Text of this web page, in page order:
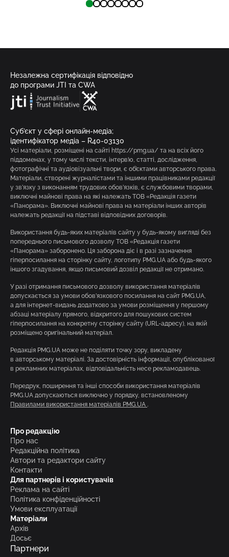
Незалежна сертифікація відповідно
до програми JTI та CWA
Суб’єкт у сфері онлайн-медіа;
ідентифікатор медіа – R40-03130
Усі матеріали, розміщені на сайті https://pmg.ua/ та на всіх його
піддоменах, у тому числі тексти, інтерв’ю, статті, дослідження,
фотографічні та аудіовізуальні твори, є об’єктами авторського права.
Матеріали, створені журналістами та іншими працівниками редакції
у зв’язку з виконанням трудових обов’язків, є службовими творами,
виключні майнові права на які належать ТОВ «Редакція газети
«Панорама». Виключні майнові права на матеріали інших авторів
належать редакції на підставі відповідних договорів.
Використання будь-яких матеріалів сайту у будь-якому вигляді без
попереднього письмового дозволу ТОВ «Редакція газети
«Панорама» заборонено. Ця заборона діє і в разі зазначення
гіперпосилання на сторінку сайту, логотипу PMG.UA або будь-якого
іншого згадування, якщо письмовий дозвіл редакції не отримано.
У разі отримання письмового дозволу використання матеріалів
допускається за умови обов’язкового посилання на сайт PMG.UA,
а для інтернет-видань додатково за умови розміщення у першому
абзаці матеріалу прямого, відкритого для пошукових систем
гіперпосилання на конкретну сторінку сайту (URL-адресу), на якій
розміщено оригінальний матеріал.
Редакція PMG.UA може не поділяти точку зору, викладену
в авторському матеріалі. За достовірність інформації, опублікованої
в рекламних матеріалах, відповідальність несе рекламодавець.
Передрук, поширення та інші способи використання матеріалів
PMG.UA допускаються виключно у порядку, встановленому
Правилами використання матеріалів PMG.UA .
Про редакцію
Про нас
Редакційна політика
Автори та редактори сайту
Контакти
Для партнерів і користувачів
Реклама на сайті
Політика конфіденційності
Умови експлуатації
Матеріали
Архів
Досьє
Партнери